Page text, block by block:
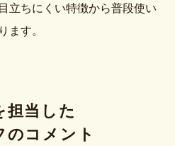
立ちにくい特徴から普段使い
す。
担当した
のコメント